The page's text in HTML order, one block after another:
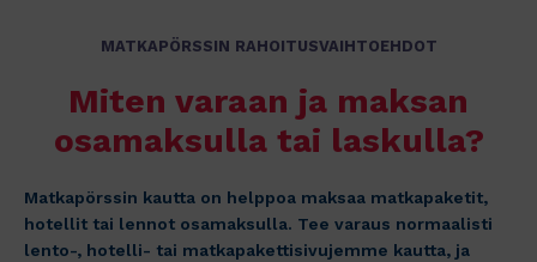
MATKAPÖRSSIN RAHOITUSVAIHTOEHDOT
Miten varaan ja maksan
osamaksulla tai laskulla?
Matkapörssin kautta on helppoa maksaa matkapaketit,
hotellit tai lennot osamaksulla. Tee varaus normaalisti
lento-, hotelli- tai matkapakettisivujemme kautta, ja